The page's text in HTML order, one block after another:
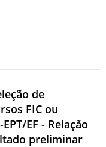
de
FIC ou
EF - Relação
preliminar